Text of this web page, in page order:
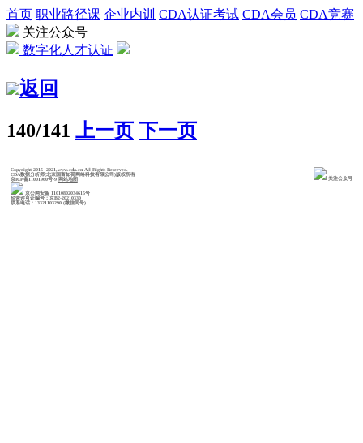
首页 职业路径课 企业内训 CDA认证考试 CDA会员 CDA竞赛
关注公众号
数字化人才认证
返回
140/141 上一页 下一页
Copyright 2015- 2021,www.cda.cn All Rights Reserved.
CDA数据分析师(北京国富如荷网络科技有限公司)版权所有
京ICP备11001960号-9 网站地图
京公网安备 11010802034615号
经营许可证编号：京B2-20210330
联系电话：13321103290 (微信同号)
关注公众号